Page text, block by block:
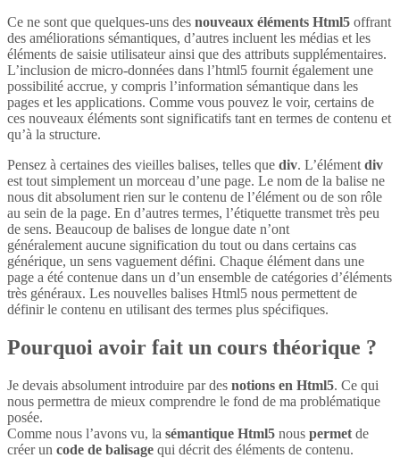
Ce ne sont que quelques-uns des nouveaux éléments Html5 offrant
des améliorations sémantiques, d’autres incluent les médias et les
éléments de saisie utilisateur ainsi que des attributs supplémentaires.
L’inclusion de micro-données dans l’html5 fournit également une
possibilité accrue, y compris l’information sémantique dans les
pages et les applications. Comme vous pouvez le voir, certains de
ces nouveaux éléments sont significatifs tant en termes de contenu et
qu’à la structure.
Pensez à certaines des vieilles balises, telles que div. L’élément div
est tout simplement un morceau d’une page. Le nom de la balise ne
nous dit absolument rien sur le contenu de l’élément ou de son rôle
au sein de la page. En d’autres termes, l’étiquette transmet très peu
de sens. Beaucoup de balises de longue date n’ont
généralement aucune signification du tout ou dans certains cas
générique, un sens vaguement défini. Chaque élément dans une
page a été contenue dans un d’un ensemble de catégories d’éléments
très généraux. Les nouvelles balises Html5 nous permettent de
définir le contenu en utilisant des termes plus spécifiques.
Pourquoi avoir fait un cours théorique ?
Je devais absolument introduire par des notions en Html5. Ce qui
nous permettra de mieux comprendre le fond de ma problématique
posée.
Comme nous l’avons vu, la sémantique Html5 nous permet de
créer un code de balisage qui décrit des éléments de contenu.